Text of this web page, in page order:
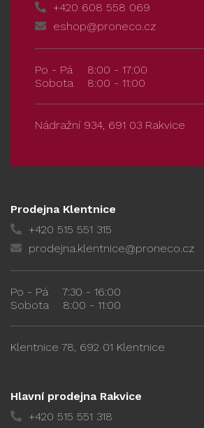
+420 608 558 069
eshop@proneco.cz
Po - Pá
8:00 - 17:00
Sobota
8:00 - 11:00
Nádražní 934, 691 03 Rakvice
Prodejna Klentnice
+420 515 551 315
prodejna.klentnice@proneco.cz
Po - Pá
7:30 - 16:00
Sobota
8:00 - 11:00
Klentnice 78, 692 01 Klentnice
Hlavní prodejna Rakvice
+420 515 551 318